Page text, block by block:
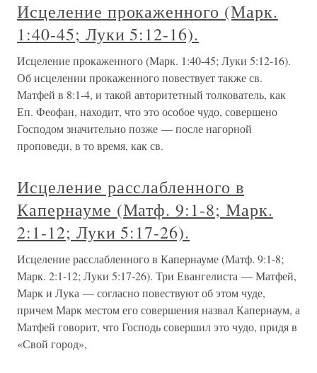
Исцеление прокаженного (Марк.
1:40-45; Луки 5:12-16).
Исцеление прокаженного (Марк. 1:40-45; Луки 5:12-16).
Об исцелении прокаженного повествует также св.
Матфей в 8:1-4, и такой авторитетный толкователь, как
Еп. Феофан, находит, что это особое чудо, совершено
Господом значительно позже — после нагорной
проповеди, в то время, как св.
Исцеление расслабленного в
Капернауме (Матф. 9:1-8; Марк.
2:1-12; Луки 5:17-26).
Исцеление расслабленного в Капернауме (Матф. 9:1-8;
Марк. 2:1-12; Луки 5:17-26). Три Евангелиста — Матфей,
Марк и Лука — согласно повествуют об этом чуде,
причем Марк местом его совершения назвал Капернаум, а
Матфей говорит, что Господь совершил это чудо, придя в
«Свой город»,